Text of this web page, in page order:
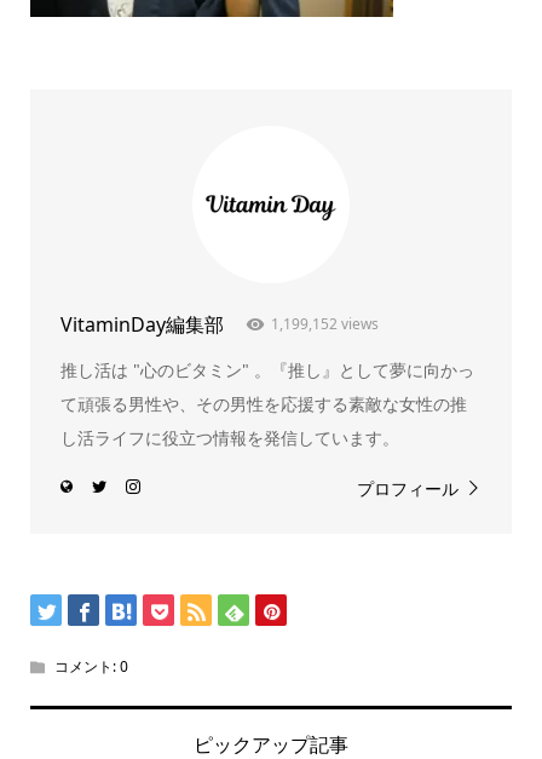
VitaminDay編集部 1,199,152 views
推し活は "心のビタミン" 。『推し』として夢に向かっ
て頑張る男性や、その男性を応援する素敵な女性の推
し活ライフに役立つ情報を発信しています。
プロフィール
コメント:0
ピックアップ記事